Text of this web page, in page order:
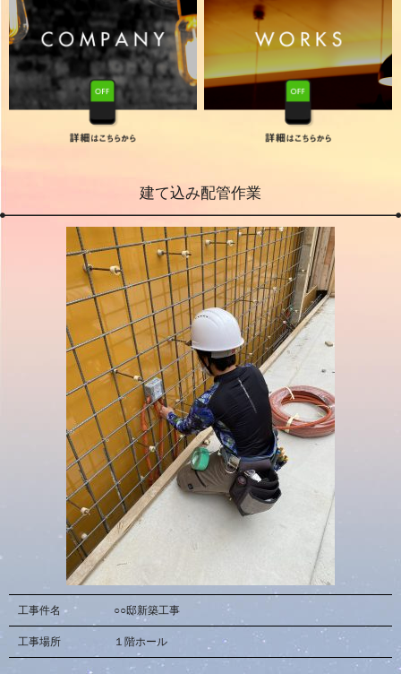
建て込み配管作業
工事件名 ○○邸新築工事
工事場所 １階ホール